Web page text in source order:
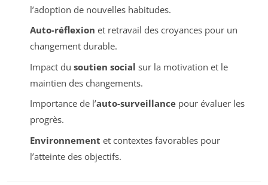
l’adoption de nouvelles habitudes.
Auto-réflexion et retravail des croyances pour un
changement durable.
Impact du soutien social sur la motivation et le
maintien des changements.
Importance de l’auto-surveillancepour évaluer les
progrès.
Environnement et contextes favorables pour
l’atteinte des objectifs.